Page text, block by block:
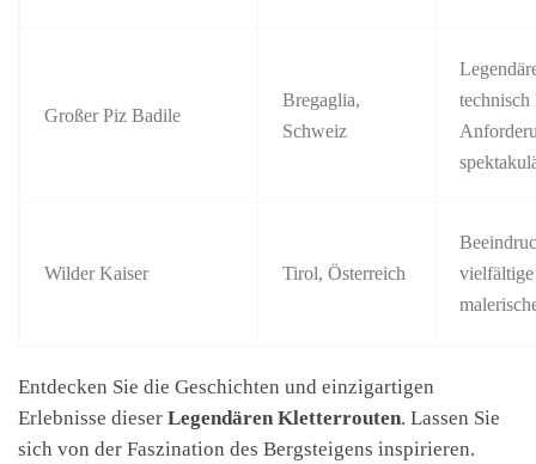
Großer Piz Badile
Bregaglia,
Schweiz
technisch
Wilder Kaiser Tirol, Österreich
Entdecken Sie die Geschichten und einzigartigen
Erlebnisse dieser Legendären Kletterrouten. Lassen Sie
sich von der Faszination des Bergsteigens inspirieren.